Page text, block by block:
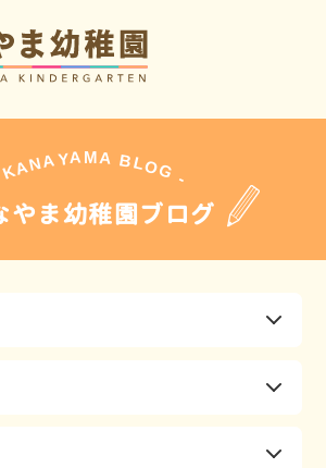
KANAYA MA BLOG -
やま幼稚園ブログ